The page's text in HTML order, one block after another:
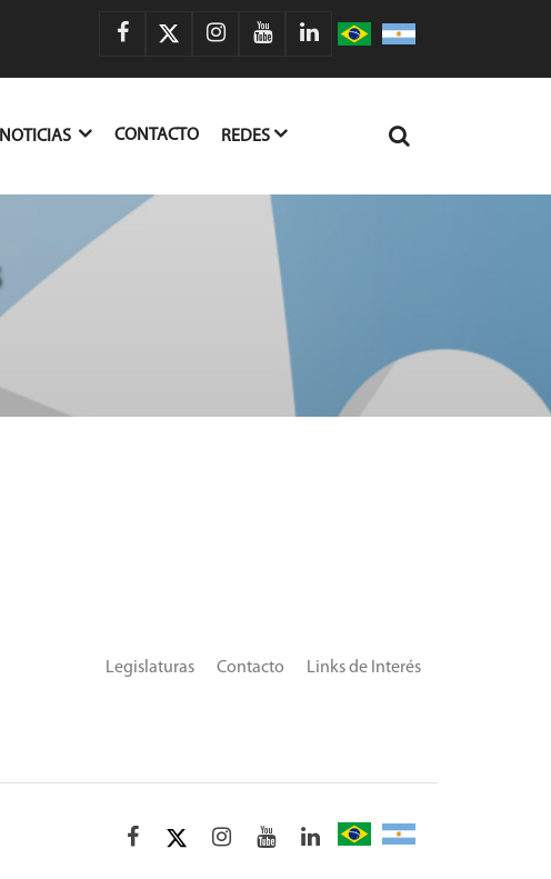
NOTICIAS CONTACTO REDES
Links de Interés
Contacto
Legislaturas